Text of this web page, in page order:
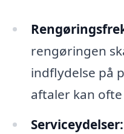
rengøringen
indflydelse på
aftaler kan
Serviceydelser: